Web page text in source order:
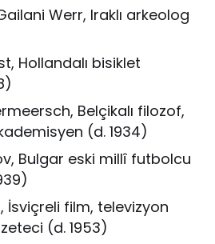
Werr, Iraklı arkeolog
Hollandalı bisiklet
Belçikalı filozof,
(d. 1934)
Bulgar eski millî futbolcu
İsviçreli film, televizyon
(d. 1953)